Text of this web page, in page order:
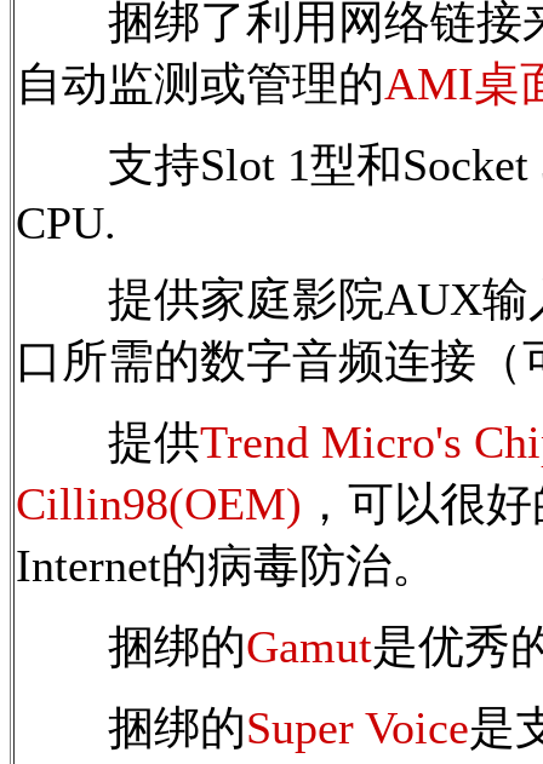
捆绑了利用网络链接
自动监测或管理的AMI桌
支持Slot 1型和Socket
CPU.
提供家庭影院AUX输
口所需的数字音频连接（
提供Trend Micro's
Cillin98(OEM) ，可以很
Internet的病毒防治。
捆绑的Gamut是优秀
捆绑的Super Voice是